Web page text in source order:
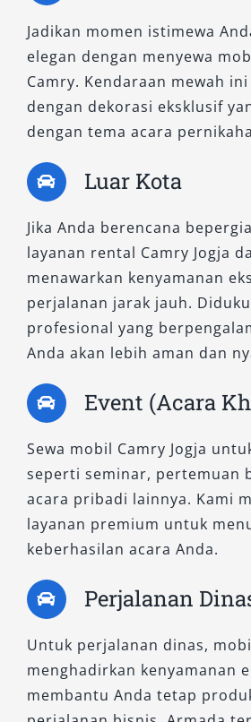
Jadikan momen istimewa
elegan dengan menyewa
Camry. Kendaraan mewah
dengan dekorasi eksklusif
dengan tema acara
Luar Kota
Jika Anda berencana
layanan rental Camry Jogja
menawarkan kenyamanan
perjalanan jarak jauh.
profesional yang
Anda akan lebih aman dan
Event (Acara
Sewa mobil Camry Jogja
seperti seminar, pertemuan
acara pribadi lainnya. Kami
layanan premium untuk
keberhasilan acara Anda.
Perjalanan
Untuk perjalanan dinas,
menghadirkan kenyamanan
membantu Anda tetap